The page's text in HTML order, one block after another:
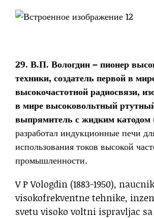
29. В.П. Вологдин – пионер
техники, создатель первой в
высокочастотной радиосвязи,
в мире высоковольтный
выпрямитель с жидким катодом
разработал индукционные печи
использования токов высокой
промышленности.
V P Vologdin (1883-1950),
visokofrekventne tehnike,
svetu visoko voltni ispravljac